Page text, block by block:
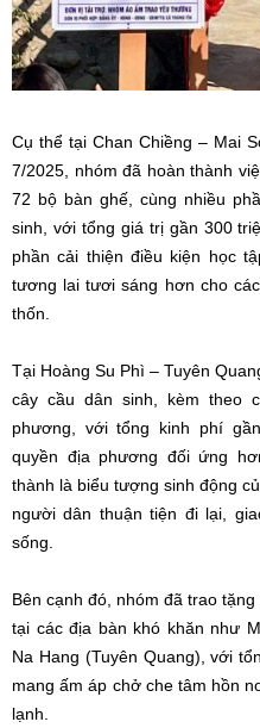
Cụ thể tại Chan Chiềng – Mai
7/2025, nhóm đã hoàn thành
72 bộ bàn ghế, cùng nhiều
sinh, với tổng giá trị gần 300
phần cải thiện điều kiện học
tương lai tươi sáng hơn cho
thốn.
Tại Hoàng Su Phì – Tuyên
cây cầu dân sinh, kèm theo
phương, với tổng kinh phí
quyền địa phương đối ứng
thành là biểu tượng sinh động
người dân thuận tiện đi lại,
sống.
Bên cạnh đó, nhóm đã trao
tại các địa bàn khó khăn như
Na Hang (Tuyên Quang), với
mang ấm áp chở che tâm hồn
lạnh.